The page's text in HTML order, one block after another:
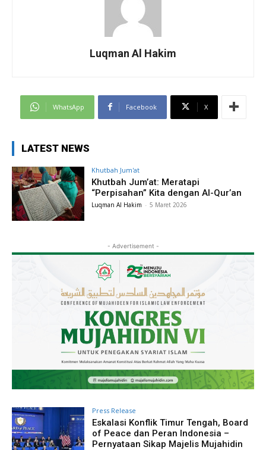
Luqman Al Hakim
WhatsApp Facebook X
LATEST NEWS
Khutbah Jum'at
Khutbah Jum’at: Meratapi
“Perpisahan” Kita dengan Al-Qur’an
Luqman Al Hakim - 5 Maret 2026
- Advertisement -
Press Release
Eskalasi Konflik Timur Tengah, Board
of Peace dan Peran Indonesia –
Pernyataan Sikap Majelis Mujahidin